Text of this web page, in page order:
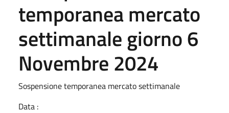
temporanea mercato
settimanale giorno 6
Novembre 2024
Sospensione temporanea mercato settimanale
Data :